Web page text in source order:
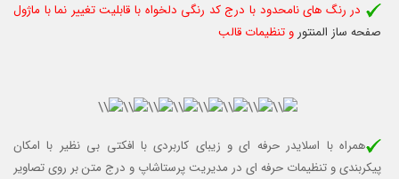
در رنگ های نامحدود با درج کد رنگی دلخواه با قابلیت تغییر نما با ماژول
صفحه ساز المنتورو تنظیمات قالب
همراه با اسلایدر حرفه ای و زیبای کاربردی با افکتی بی نظیر با امکان
پیکربندی و تنظیمات حرفه ای در مدیریت پرستاشاپ و درج متن بر روی تصاویر